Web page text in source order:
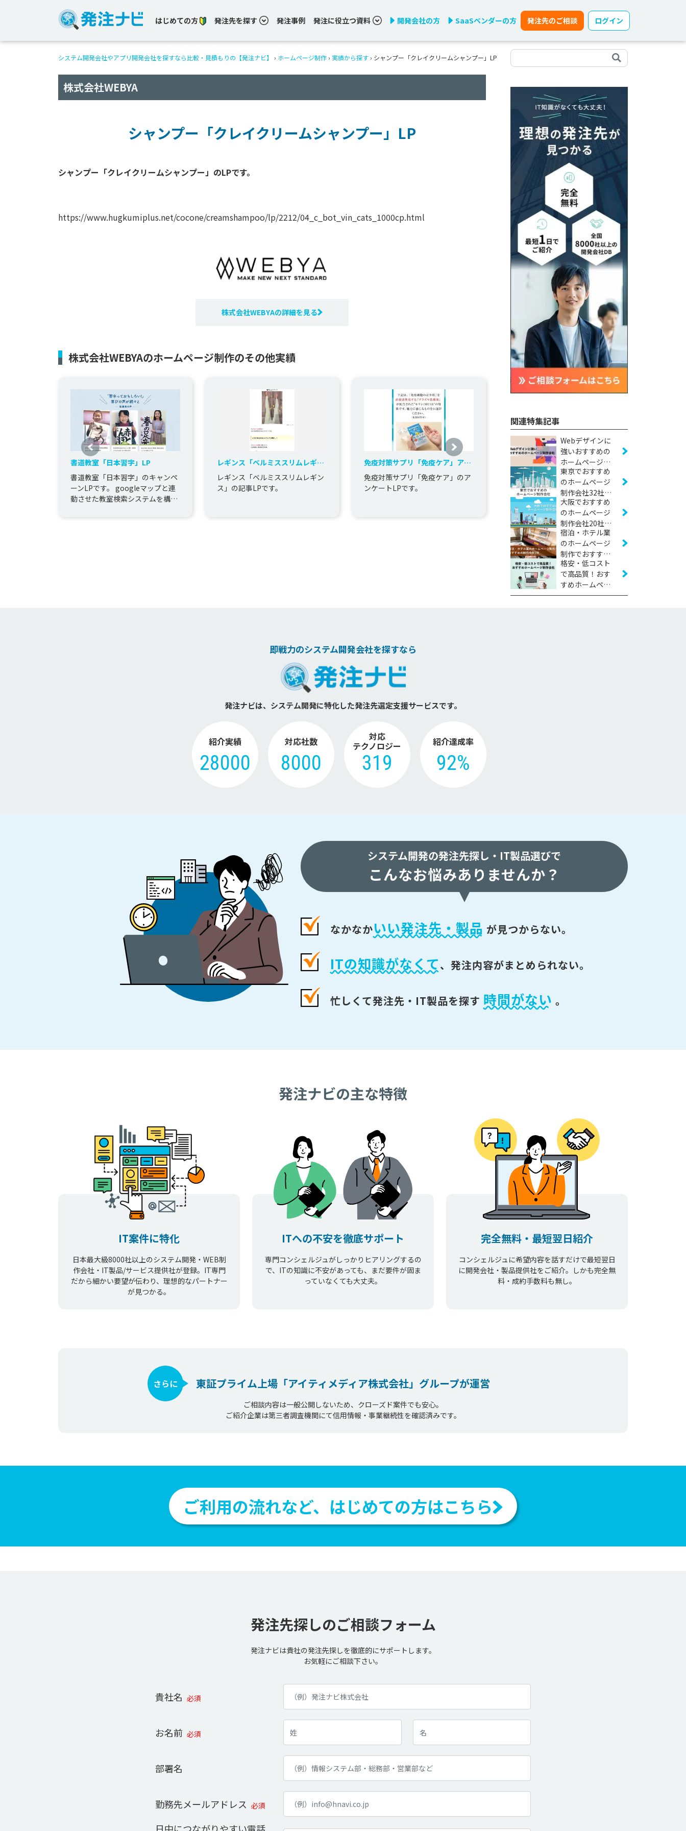
はじめての方 発注先を探す 発注事例 発注に役立つ資料 開発会社の方 SaaSベンダーの方 発注先のご相談 ログイン
システム開発会社やアプリ開発会社を探すなら比較・見積もりの【発注ナビ】 › ホームページ制作 › 実績から探す › シャンプー「クレイクリームシャンプー」LP
株式会社WEBYA
シャンプー「クレイクリームシャンプー」LP
シャンプー「クレイクリームシャンプー」のLPです。
https://www.hugkumiplus.net/cocone/creamshampoo/lp/2212/04_c_bot_vin_cats_1000cp.html
株式会社WEBYAの詳細を見る
株式会社WEBYAのホームページ制作のその他実績
書道教室「日本習字」LP
書道教室「日本習字」のキャンペ
ーンLPです。 googleマップと連
動させた教室検索システムを構築
レギンス「ベルミススリムレギン
ス」記事LP
レギンス「ベルミススリムレギン
ス」の記事LPです。
免疫対策サプリ「免疫ケア」アン
ケートLP
免疫対策サプリ「免疫ケア」のア
ンケートLPです。
関連特集記事
Webデザインに
強いおすすめの
ホームページ制
作会社22社
【2026年版】
東京でおすすめ
のホームページ
制作会社32社
【2026年版】
大阪でおすすめ
のホームページ
制作会社20社
【2026年版】
宿泊・ホテル業
のホームページ
制作でおすすめ
の制作会社7社
【2026年版】
格安・低コスト
で高品質！おす
すめホームペー
ジ制作会社17社
即戦力のシステム開発会社を探すなら
発注ナビは、システム開発に特化した発注先選定支援サービスです。
紹介実績
28000
対応社数
8000
対応
テクノロジー
319
紹介達成率
92%
システム開発の発注先探し・ IT製品選びで
こんなお悩みありませんか？
なかなかいい発注先・製品 が見つからない。
ITの知識がなくて、 発注内容がまとめられない。
忙しくて発注先・IT製品を探す 時間がない 。
発注ナビの主な特徴
IT案件に特化
日本最大級8000社以上のシステム開発・WEB制
作会社・IT製品/サービス提供社が登録。IT専門
だから細かい要望が伝わり、理想的なパートナー
が見つかる。
ITへの不安を徹底サポート
専門コンシェルジュがしっかりヒアリングするの
で、ITの知識に不安があっても、まだ要件が固ま
っていなくても大丈夫。
完全無料・最短翌日紹介
コンシェルジュに希望内容を話すだけで最短翌日
に開発会社・製品提供社をご紹介。しかも完全無
料・成約手数料も無し。
東証プライム上場 「アイティメディア株式会社」 グループが運営
さらに
ご相談内容は一般公開しないため、クローズド案件でも安心。
ご紹介企業は第三者調査機関にて信用情報・事業継続性を確認済みです。
ご利用の流れなど、 はじめての方はこちら
発注先探しのご相談フォーム
発注ナビは貴社の発注先探しを徹底的にサポートします。
お気軽にご相談下さい。
貴社名 必須
お名前 必須
部署名
勤務先メールアドレス 必須